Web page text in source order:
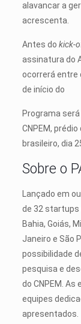
alavancar a
acrescenta.
Antes do kick-
assinatura do
ocorrerá entre
de início do
Programa
CNPEM,
brasileiro, dia
Sobre o
Lançado em
de 32 startups
Bahia, Goiás,
Janeiro e São
possibilidade
pesquisa e
do CNPEM.
equipes
apresentados.